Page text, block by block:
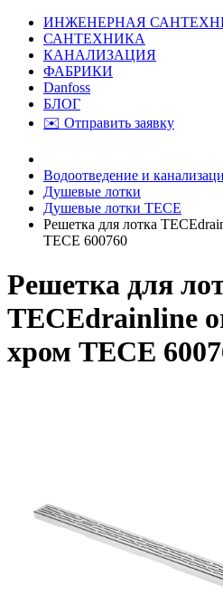
ИНЖЕНЕРНАЯ
САНТЕХНИКА
КАНАЛИЗАЦИЯ
ФАБРИКИ
Danfoss
БЛОГ
✉️ Отправить заявку
Водоотведение и
Душевые лотки
Душевые лотки TECE
Решетка для лотка
TECE 600760
Решетка для
TECEdrainline
хром TECE